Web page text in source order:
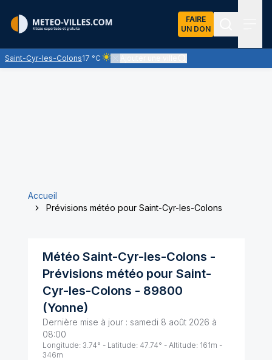
FAIRE
UN DON
Saint-Cyr-les-Colons17 °C
Ciel clair - quasiment pas de nuages et un
Accueil
Prévisions météo pour Saint-Cyr-les-Colons
Météo Saint-Cyr-les-Colons -
Prévisions météo pour Saint-
Cyr-les-Colons - 89800
(Yonne)
Dernière mise à jour : samedi 8 août 2026 à
08:00
Longitude: 3.74° - Latitude: 47.74° - Altitude: 161m -
346m